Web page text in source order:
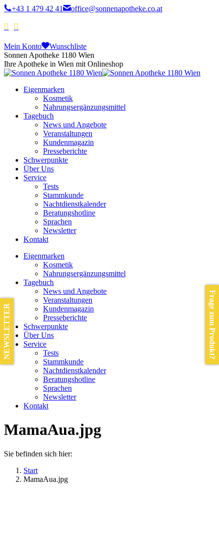
+43 1 479 42 41 office@sonnenapotheke.co.at
Mein Konto
Wunschliste
Sonnen Apotheke 1180 Wien
Ihre Apotheke in Wien mit Onlineshop
Eigenmarken
Kosmetik
Nahrungsergänzungsmittel
Tagebuch
News und Angebote
Veranstaltungen
Kundenmagazin
Presseberichte
Schwerpunkte
Über Uns
Service
Tests
Stammkunde
Nachtdienstkalender
Beratungshotline
Sprachen
Newsletter
Kontakt
Eigenmarken
Kosmetik
Nahrungsergänzungsmittel
Tagebuch
News und Angebote
Veranstaltungen
Kundenmagazin
Presseberichte
Schwerpunkte
Über Uns
Service
Tests
Stammkunde
Nachtdienstkalender
Beratungshotline
Sprachen
Newsletter
Kontakt
MamaAua.jpg
Sie befinden sich hier:
Start
MamaAua.jpg
Frage zum Produkt?
NEWSLETTER